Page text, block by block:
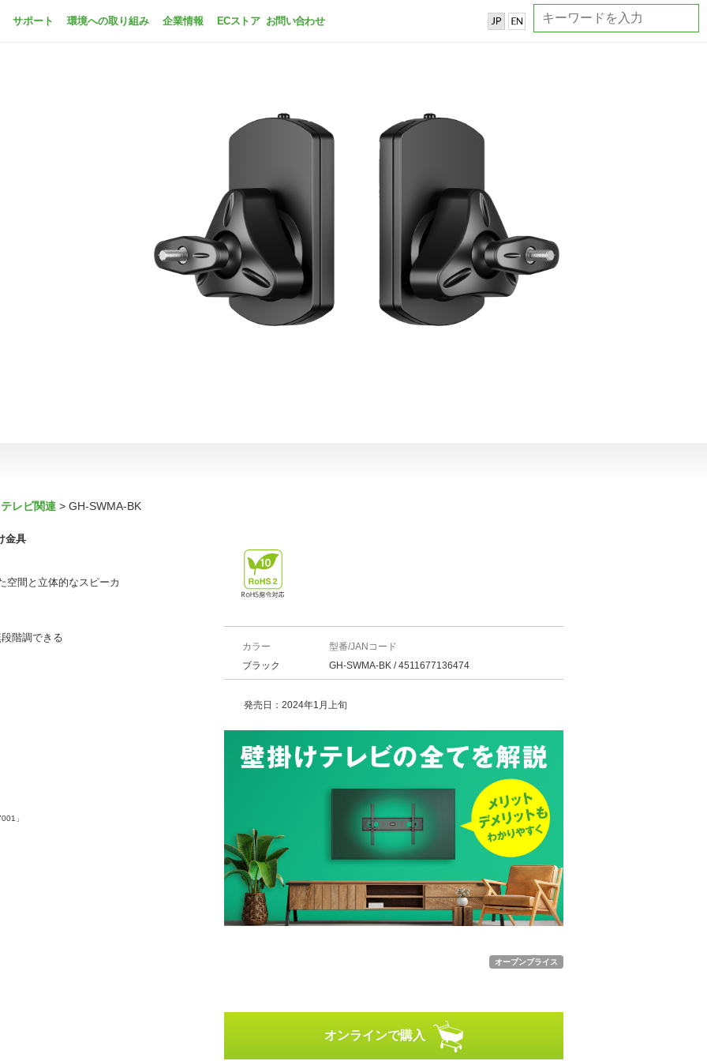
サポート 環境への取り組み 企業情報 ECストア お問い合わせ
レビ関連 GH-SWMA-BK
金具
空間と立体的なスピーカ
階調できる
」
カラー
型番/JANコード
ブラック
GH-SWMA-BK / 4511677136474
発売日：2024年1月上旬
オープンプライス
オンラインで購入